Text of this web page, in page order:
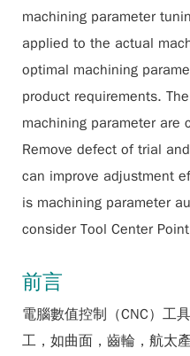
machining parameter
applied to the actual
optimal machining
product requirements.
machining parameter are
Remove defect of trial
can improve adjustment
is machining parameter
consider Tool Center
前言
電腦數值控制（CNC）工
工，如曲面，齒輪，航太